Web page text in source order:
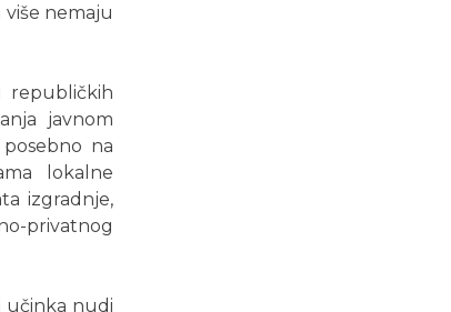
nemaju
republičkih
javnom
na
lokalne
izgradnje,
privatnog
učinka nudi